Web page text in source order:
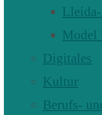
Model
Digitales
Kultur
Berufs-